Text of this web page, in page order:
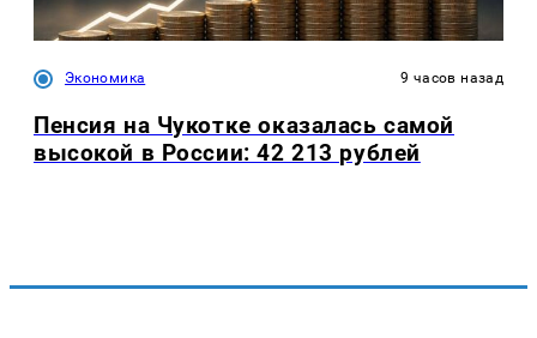
Экономика 9 часов назад
Пенсия на Чукотке оказалась самой
высокой в России: 42 213 рублей